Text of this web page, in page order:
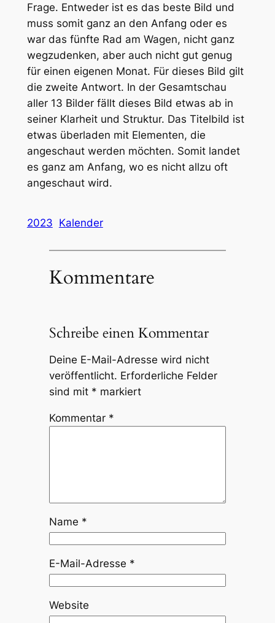
Frage. Entweder ist es das beste Bild und
muss somit ganz an den Anfang oder es
war das fünfte Rad am Wagen, nicht ganz
wegzudenken, aber auch nicht gut genug
für einen eigenen Monat. Für dieses Bild gilt
die zweite Antwort. In der Gesamtschau
aller 13 Bilder fällt dieses Bild etwas ab in
seiner Klarheit und Struktur. Das Titelbild ist
etwas überladen mit Elementen, die
angeschaut werden möchten. Somit landet
es ganz am Anfang, wo es nicht allzu oft
angeschaut wird.
2023 Kalender
Kommentare
Schreibe einen Kommentar
Deine E-Mail-Adresse wird nicht
veröffentlicht. Erforderliche Felder
sind mit * markiert
Kommentar *
Name *
E-Mail-Adresse *
Website